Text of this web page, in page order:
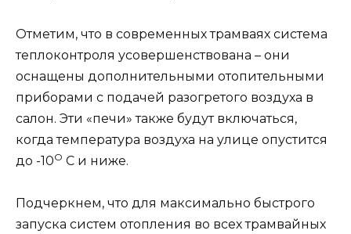
Отметим, что в современных трамваях система
теплоконтроля усовершенствована – они
оснащены дополнительными отопительными
приборами с подачей разогретого воздуха в
салон. Эти «печи» также будут включаться,
когда температура воздуха на улице опустится
до -10О С и ниже.
Подчеркнем, что для максимально быстрого
запуска систем отопления во всех трамвайных